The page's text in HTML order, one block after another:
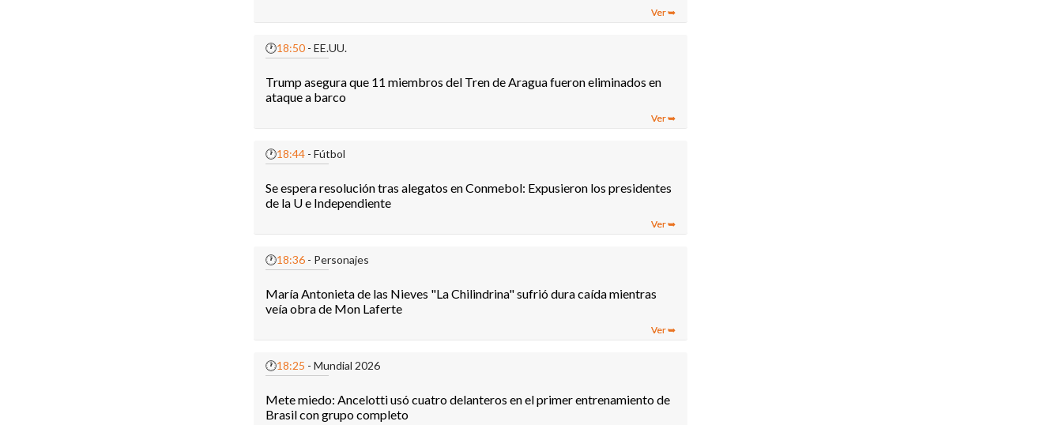
🕐18:50- EE.UU.
Trump asegura que 11 miembros del Tren de Aragua fueron eliminados en
ataque a barco
🕐18:44- Fútbol
Se espera resolución tras alegatos en Conmebol: Expusieron los presidentes
de la U e Independiente
🕐18:36- Personajes
María Antonieta de las Nieves "La Chilindrina" sufrió dura caída mientras
veía obra de Mon Laferte
🕐18:25 - Mundial 2026
Mete miedo: Ancelotti usó cuatro delanteros en el primer entrenamiento de
Brasil con grupo completo